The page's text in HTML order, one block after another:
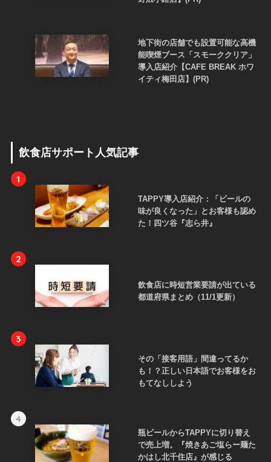
地下街の店舗でも設置可能な高機
能喫煙ブース「スモーククリア」
導入店紹介【CAFE BREAK ホワ
イティ梅田店】(PR)
飲食店サポート人気記事
1
TAPPY導入店紹介：「ビールの
味が良くなった」とお客様も認め
た！四ツ谷『志ら井』
2
飲食店に時短営業要請が出ている
都道府県まとめ（11/1更新）
3
その「接客用語」間違ってるか
も！？正しい日本語でお客様をお
もてなししよう
4
瓶ビールからTAPPYに切り替え
で売上増。『焼きあご塩らー麺た
かはし北千住店』が感じる